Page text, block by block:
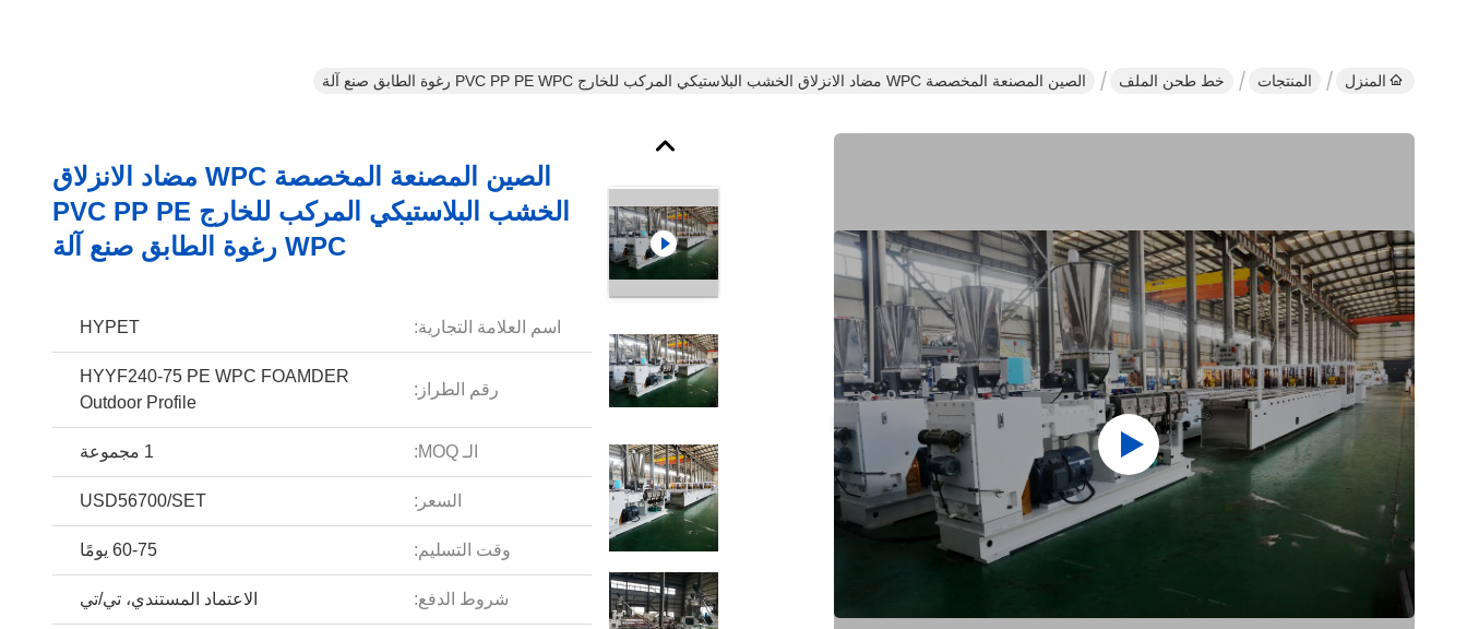
المنزل المنتجات خط طحن الملف الصين المصنعة المخصصة WPC مضاد الانزلاق الخشب البلاستيكي المركب للخارج PVC PP PE WPC رغوة الطابق صنع آلة
الصين المصنعة المخصصة WPC مضاد الانزلاق
الخشب البلاستيكي المركب للخارج PVC PP PE
WPC رغوة الطابق صنع آلة
اسم العلامة التجارية: HYPET
رقم الطراز:
HYYF240-75 PE WPC FOAMDER
Outdoor Profile
الـ MOQ: 1 مجموعة
السعر: USD56700/SET
وقت التسليم: 60-75 يومًا
شروط الدفع: الاعتماد المستندي، تي/تي